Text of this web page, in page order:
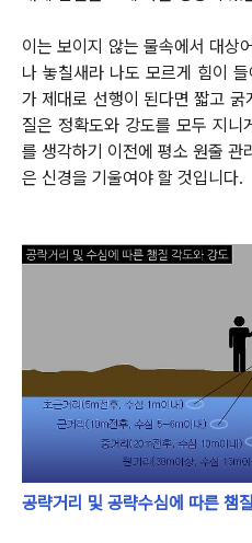
이는 보이지 않는 물속에서 대상
나 놓칠새라 나도 모르게 힘이 들
가 제대로 선행이 된다면 짧고
질은 정확도와 강도를 모두 지니
를 생각하기 이전에 평소 원줄 관
은 신경을 기울여야 할 것입니다.
공략거리 및 공략수심에 따른 챔